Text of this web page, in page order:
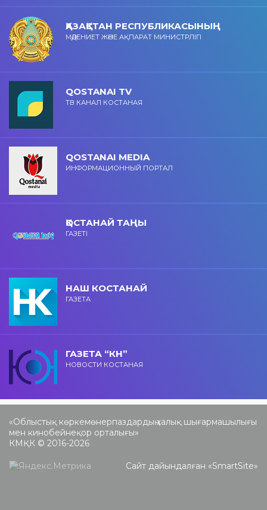
ҚАЗАҚСТАН РЕСПУБЛИКАСЫНЫҢ
МӘДЕНИЕТ ЖӘНЕ АҚПАРАТ МИНИСТРЛІГІ
QOSTANAI TV
ТВ КАНАЛ КОСТАНАЯ
QOSTANAI MEDIA
ИНФОРМАЦИОННЫЙ ПОРТАЛ
ҚОСТАНАЙ ТАҢЫ
ГАЗЕТІ
НАШ КОСТАНАЙ
ГАЗЕТА
ГАЗЕТА “КН”
НОВОСТИ КОСТАНАЯ
«Облыстық көркемөнерпаздардың халық шығармашылығы
мен кинобейнеқор орталығы»
КМҚК © 2016-2026
Сайт дайындалған «SmartSite»